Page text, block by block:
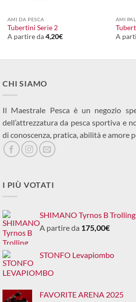
AMI DA PESCA
Tubertini Serie 2
A partire da4,20€
AMI
A
CHI SIAMO
Il Maestrale Pesca è un negozio
dell’attrezzatura da pesca sportiva e
di conoscenza, pratica, abilità e amore
I PIÙ VOTATI
SHIMANO Tyrnos B
A partire da 175,00€
STONFO Levapiombo
FAVORITE ARENA 2025